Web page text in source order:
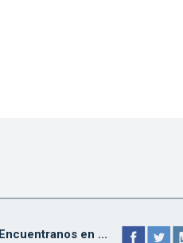
Encuentranos en ...